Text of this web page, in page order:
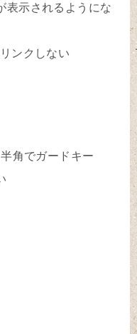
表示されるようにな
ンクしない
角でガードキー